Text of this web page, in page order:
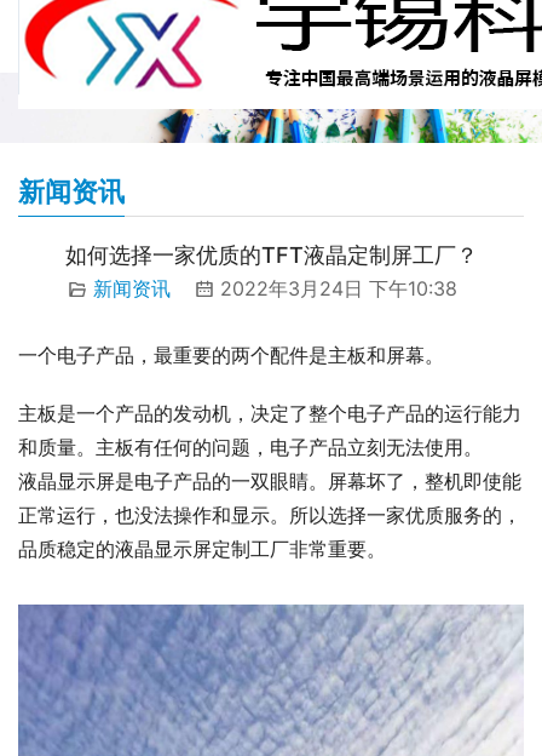
新闻资讯
如何选择一家优质的TFT液晶定制屏工厂？
新闻资讯 2022年3月24日 下午10:38
一个电子产品，最重要的两个配件是主板和屏幕。
主板是一个产品的发动机，决定了整个电子产品的运行能力
和质量。主板有任何的问题，电子产品立刻无法使用。
液晶显示屏是电子产品的一双眼睛。屏幕坏了，整机即使能
正常运行，也没法操作和显示。所以选择一家优质服务的，
品质稳定的液晶显示屏定制工厂非常重要。